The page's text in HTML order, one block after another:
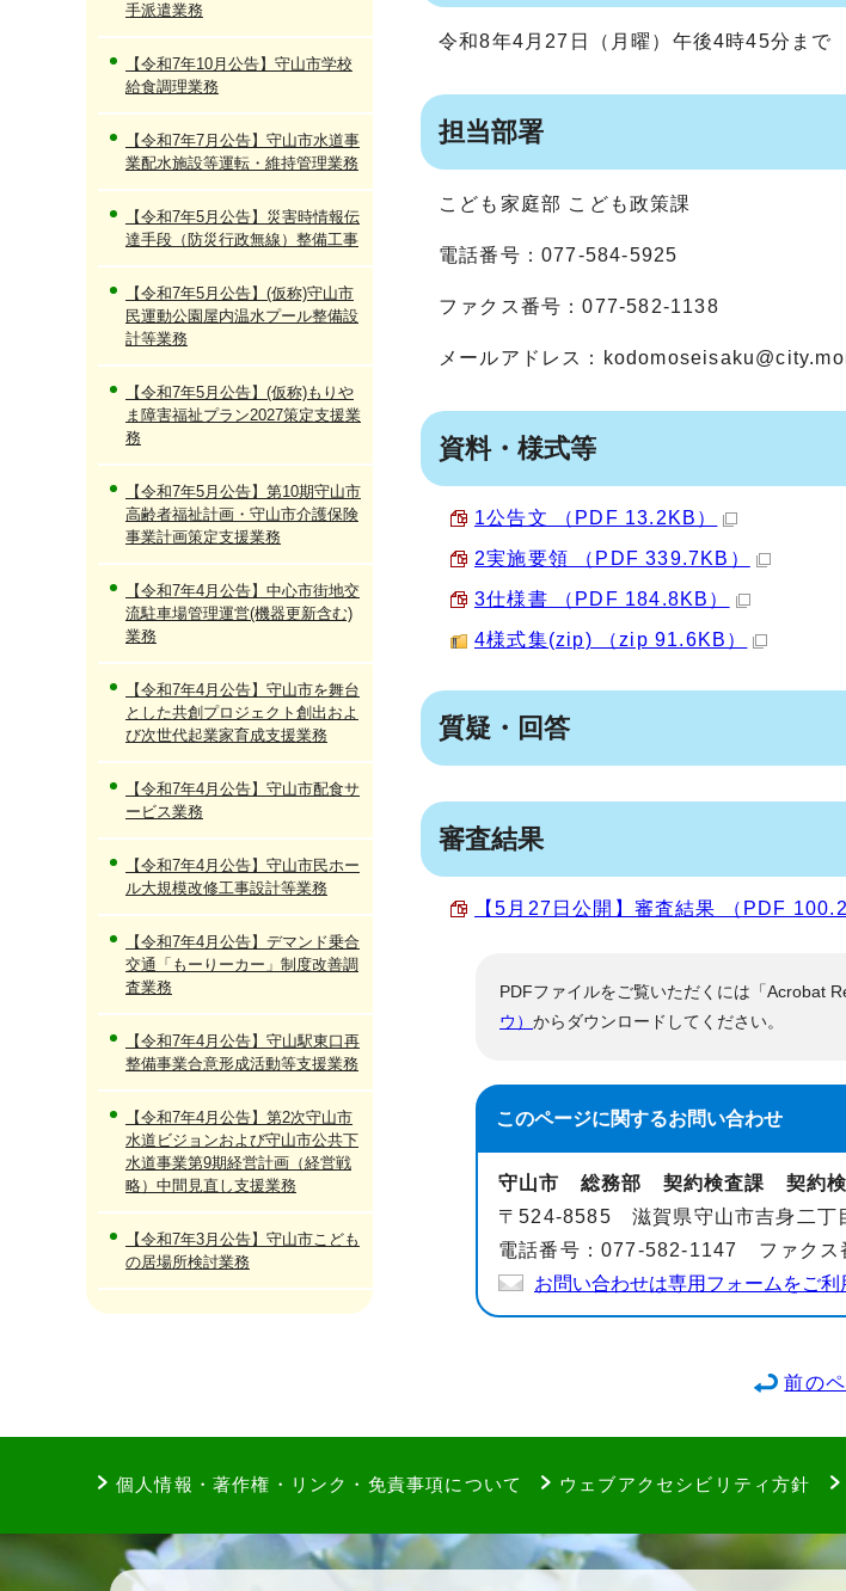
令和8年4月27日（月曜）午後4時45分まで
担当部署
こども家庭部 こども政策課
電話番号：077-584-5925
ファクス番号：077-582-1138
メールアドレス：
資料・様式等
1公告文 （PDF 13.2KB）
2実施要領 （PDF 339.7KB）
3仕様書 （PDF 184.8KB）
4様式集(zip) （zip 91.6KB）
質疑・回答
審査結果
【5月27日公開】審査結果 （PDF
PDFファイルをご覧いただくには「Acrobat
ウ） からダウンロードしてください。
このページに関するお問い合わせ
守山市 総務部 契約検査課 契約検
〒524-8585 滋賀県守山市吉身二丁
電話番号：077-582-1147 ファクス
お問い合わせは専用フォームをご利
手派遣業務
【令和7年10月公告】守山市学校
給食調理業務
【令和7年7月公告】守山市水道事
業配水施設等運転・維持管理業務
【令和7年5月公告】災害時情報伝
達手段（防災行政無線）整備工事
【令和7年5月公告】(仮称)守山市
民運動公園屋内温水プール整備設
計等業務
【令和7年5月公告】(仮称)もりや
ま障害福祉プラン2027策定支援業
務
【令和7年5月公告】第10期守山市
高齢者福祉計画・守山市介護保険
事業計画策定支援業務
【令和7年4月公告】中心市街地交
流駐車場管理運営(機器更新含む)
業務
【令和7年4月公告】守山市を舞台
とした共創プロジェクト創出およ
び次世代起業家育成支援業務
【令和7年4月公告】守山市配食サ
ービス業務
【令和7年4月公告】守山市民ホー
ル大規模改修工事設計等業務
【令和7年4月公告】デマンド乗合
交通「もーりーカー」制度改善調
査業務
【令和7年4月公告】守山駅東口再
整備事業合意形成活動等支援業務
【令和7年4月公告】第2次守山市
水道ビジョンおよび守山市公共下
水道事業第9期経営計画（経営戦
略）中間見直し支援業務
【令和7年3月公告】守山市こども
の居場所検討業務
前の
個人情報・著作権・リンク・免責事項について ウェブアクセシビリティ方針